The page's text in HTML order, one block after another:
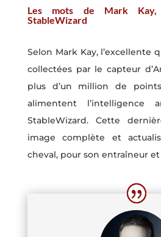
Les mots de Mark Kay,
StableWizard
Selon Mark Kay, l’excellente
collectées par le capteur
plus d’un million de
alimentent l’intelligence
StableWizard. Cette
image complète et
cheval, pour son entraîneur